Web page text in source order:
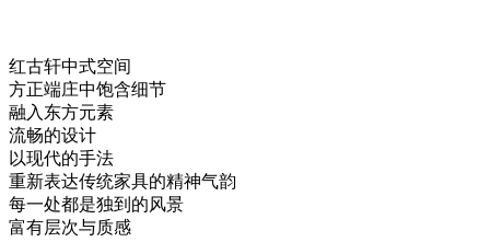
红古轩中式空间
方正端庄中饱含细节
融入东方元素
流畅的设计
以现代的手法
重新表达传统家具的精神气韵
每一处都是独到的风景
富有层次与质感